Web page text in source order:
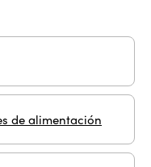
de alimentación